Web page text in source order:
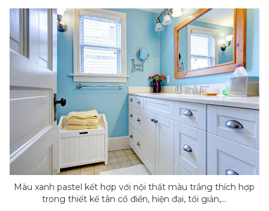
Màu xanh pastel kết hợp với nội thất màu trắng thích hợp
trong thiết kế tân cổ điển, hiện đại, tối giản,...